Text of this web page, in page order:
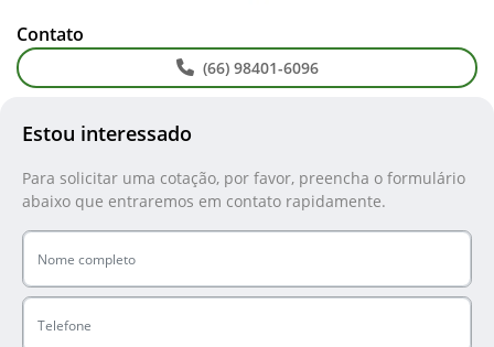
Estou interessado
Para solicitar uma cotação, por favor, preencha o formulário
abaixo que entraremos em contato rapidamente.
Contato
(66) 98401-6096